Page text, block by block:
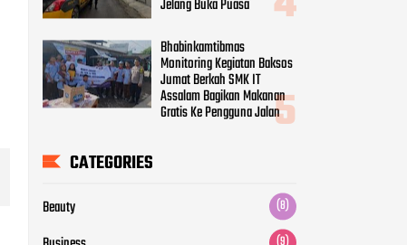
Jelang Buka Puasa
Bhabinkamtibmas
Monitoring Kegiatan Baksos
Jumat Berkah SMK IT
Assalam Bagikan Makanan
Gratis Ke Pengguna Jalan
CATEGORIES
Beauty (8)